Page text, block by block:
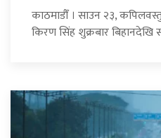
काठमाडौँ । साउन २३,
किरण सिंह शुक्रबार बिहानदेखि